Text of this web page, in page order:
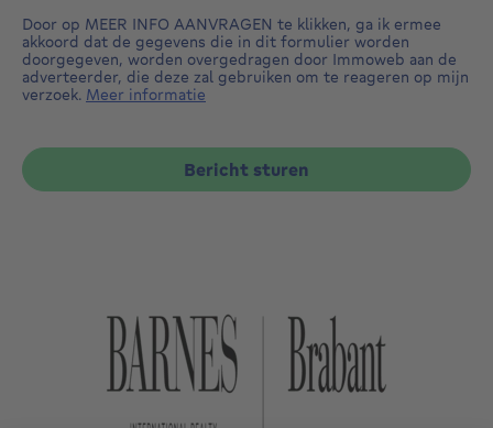
Door op MEER INFO AANVRAGEN te klikken, ga ik ermee
akkoord dat de gegevens die in dit formulier worden
doorgegeven, worden overgedragen door Immoweb aan de
adverteerder, die deze zal gebruiken om te reageren op mijn
verzoek. Meer informatie
Bericht sturen